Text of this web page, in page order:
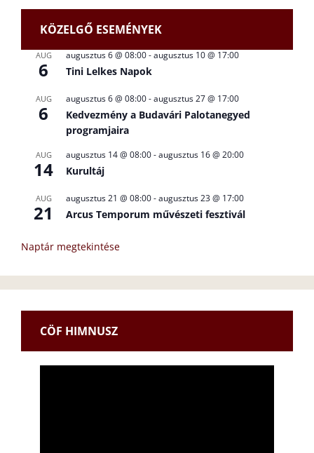
KÖZELGŐ ESEMÉNYEK
AUG
6
augusztus 6 @ 08:00-augusztus 10 @ 17:00
Tini Lelkes Napok
AUG
6
augusztus 6 @ 08:00-augusztus 27 @ 17:00
Kedvezmény a Budavári Palotanegyed
programjaira
AUG
14
augusztus 14 @ 08:00-augusztus 16 @ 20:00
Kurultáj
AUG
21
augusztus 21 @ 08:00-augusztus 23 @ 17:00
Arcus Temporum művészeti fesztivál
Naptár megtekintése
CÖF HIMNUSZ